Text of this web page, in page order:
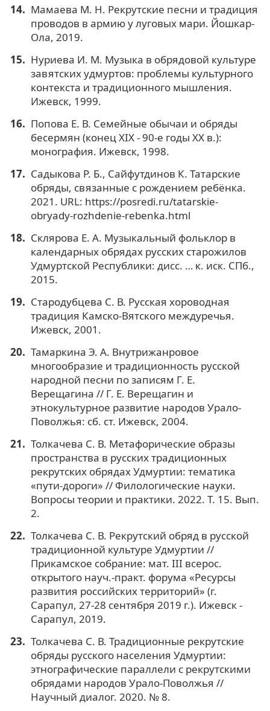
Мамаева М. Н. Рекрутские песни и традиция
проводов в армию у луговых мари. Йошкар-
Ола, 2019.
Нуриева И. М. Музыка в обрядовой культуре
завятских удмуртов: проблемы культурного
контекста и традиционного мышления.
Ижевск, 1999.
Попова Е. В. Семейные обычаи и обряды
бесермян (конец XIX - 90-е годы XX в.):
монография. Ижевск, 1998.
Садыкова Р. Б., Сайфутдинов К. Татарские
обряды, связанные с рождением ребёнка.
2021. URL: https://posredi.ru/tatarskie-
obryady-rozhdenie-rebenka.html
Склярова Е. А. Музыкальный фольклор в
календарных обрядах русских старожилов
Удмуртской Республики: дисс. … к. иск. СПб.,
2015.
Стародубцева С. В. Русская хороводная
традиция Камско-Вятского междуречья.
Ижевск, 2001.
Тамаркина Э. А. Внутрижанровое
многообразие и традиционность русской
народной песни по записям Г. Е.
Верещагина // Г. Е. Верещагин и
этнокультурное развитие народов Урало-
Поволжья: cб. ст. Ижевск, 2004.
Толкачева С. В. Метафорические образы
пространства в русских традиционных
рекрутских обрядах Удмуртии: тематика
«пути-дороги» // Филологические науки.
Вопросы теории и практики. 2022. Т. 15. Вып.
2.
Толкачева С. В. Рекрутский обряд в русской
традиционной культуре Удмуртии //
Прикамское собрание: мат. III всерос.
открытого науч.-практ. форума «Ресурсы
развития российских территорий» (г.
Сарапул, 27-28 сентября 2019 г.). Ижевск -
Сарапул, 2019.
Толкачева С. В. Традиционные рекрутские
обряды русского населения Удмуртии:
этнографические параллели с рекрутскими
обрядами народов Урало-Поволжья //
Научный диалог. 2020. № 8.